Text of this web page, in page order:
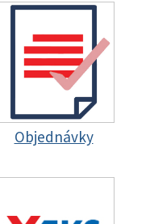
Objednávky